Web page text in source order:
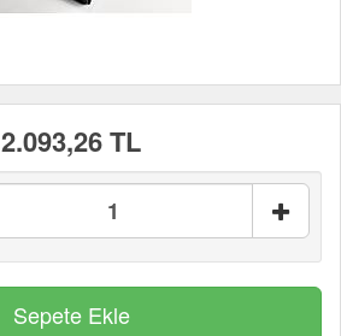
2.093,26 TL